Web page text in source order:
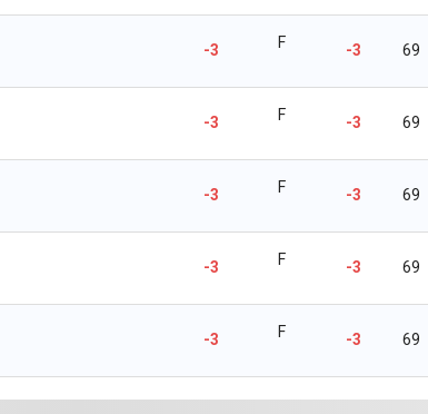
-3 F -3 69
-3 F -3 69
-3 F -3 69
-3 F -3 69
-3 F -3 69